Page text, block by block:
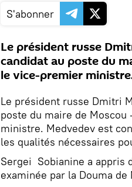
S'abonner
Le président russe
candidat au poste du
le vice-premier
Le président russe Dmitri
poste du maire de
ministre. Medvedev est
les qualités nécessaires
Sergei Sobianine a appris
examinée par la Douma de